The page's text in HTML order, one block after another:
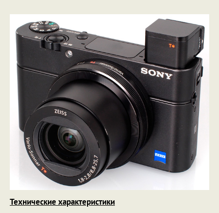
Технические характеристики